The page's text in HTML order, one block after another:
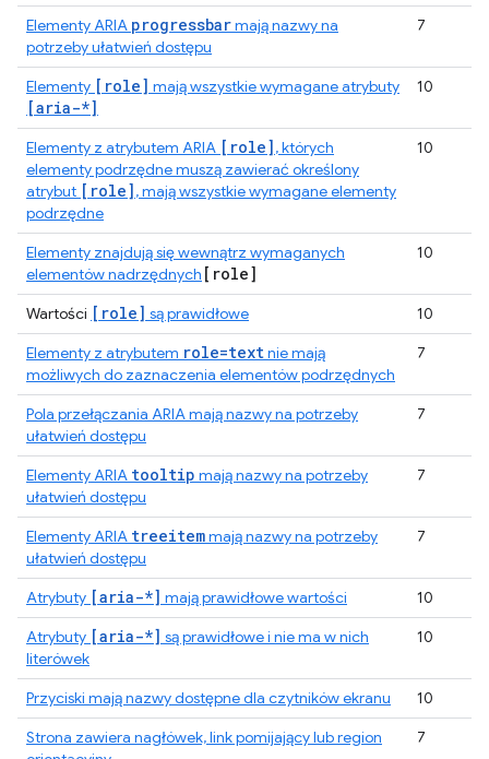
Elementy ARIA progressbarmają nazwy na
potrzeby ułatwień dostępu
7
Elementy [role] mają wszystkie wymagane atrybuty
[aria-*]
10
Elementy z atrybutem ARIA [role], których
elementy podrzędne muszą zawierać określony
atrybut [role], mają wszystkie wymagane elementy
podrzędne
10
Elementy znajdują się wewnątrz wymaganych
elementów nadrzędnych [role]
10
Wartości [role] są prawidłowe
10
Elementy z atrybutem role=textnie mają
możliwych do zaznaczenia elementów podrzędnych
7
Pola przełączania ARIA mają nazwy na potrzeby
ułatwień dostępu
7
Elementy ARIA tooltip mają nazwy na potrzeby
ułatwień dostępu
7
Elementy ARIA treeitemmają nazwy na potrzeby
ułatwień dostępu
7
Atrybuty [aria-*] mają prawidłowe wartości
10
Atrybuty [aria-*] są prawidłowe i nie ma w nich
literówek
10
Przyciski mają nazwy dostępne dla czytników ekranu
10
Strona zawiera nagłówek, link pomijający lub region
7